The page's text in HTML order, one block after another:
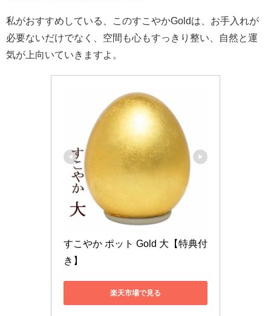
私がおすすめしている、このすこやかGoldは、お手入れが
必要ないだけでなく、空間も心もすっきり整い、自然と運
気が上向いていきますよ。
すこやか ポット Gold 大【特典付
き】
楽天市場で見る